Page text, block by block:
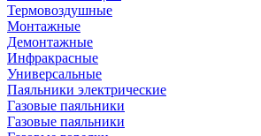
Термовоздушные
Монтажные
Демонтажные
Инфракрасные
Универсальные
Паяльники электрические
Газовые паяльники
Газовые паяльники